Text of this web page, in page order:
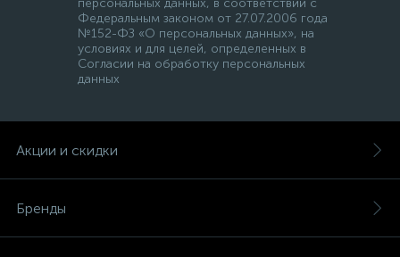
персональных данных, в соответствии с
Федеральным законом от 27.07.2006 года
№152-ФЗ «О персональных данных», на
условиях и для целей, определенных в
Согласии на обработку персональных
данных
Акции и скидки
Бренды